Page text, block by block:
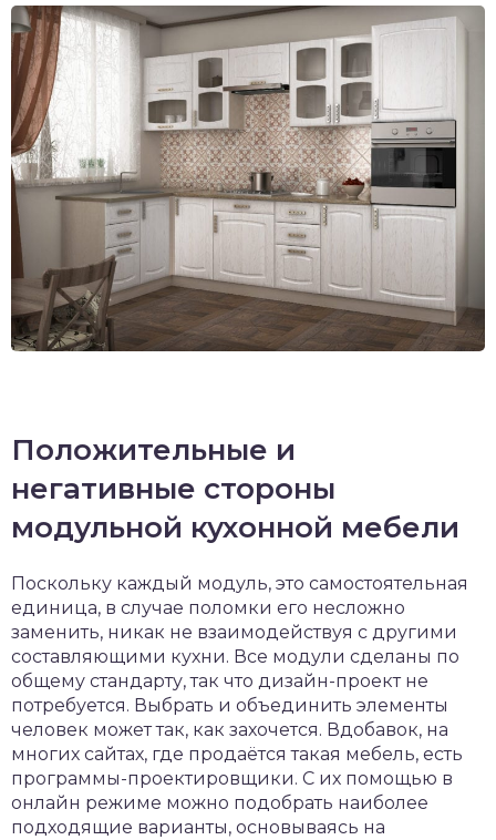
Положительные и
негативные стороны
модульной кухонной мебели
Поскольку каждый модуль, это самостоятельная
единица, в случае поломки его несложно
заменить, никак не взаимодействуя с другими
составляющими кухни. Все модули сделаны по
общему стандарту, так что дизайн-проект не
потребуется. Выбрать и объединить элементы
человек может так, как захочется. Вдобавок, на
многих сайтах, где продаётся такая мебель, есть
программы-проектировщики. С их помощью в
онлайн режиме можно подобрать наиболее
подходящие варианты, основываясь на